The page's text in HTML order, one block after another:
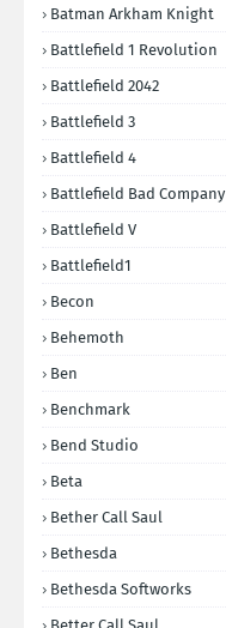
Batman Arkham Knight
Battlefield 1 Revolution
Battlefield 2042
Battlefield 3
Battlefield 4
Battlefield Bad Company
Battlefield V
Battlefield1
Becon
Behemoth
Ben
Benchmark
Bend Studio
Beta
Bether Call Saul
Bethesda
Bethesda Softworks